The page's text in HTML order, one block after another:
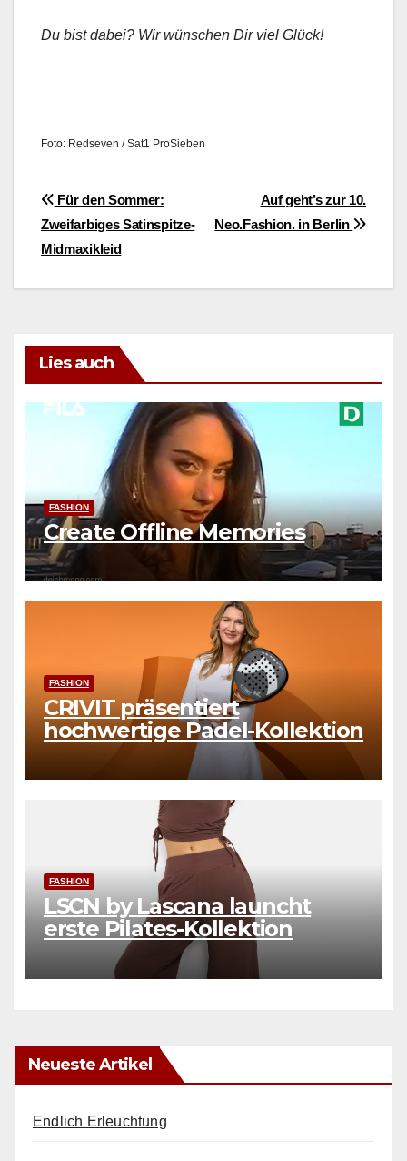
Du bist dabei? Wir wün­schen Dir viel Glück!
Foto: Red­sev­en / Sat1 ProSieben
BeitragsnavigationAuf geht’s zur 10.
Neo.Fashion. in Berlin
Für den Sommer:
Zweifarbiges Satinspitze-
Midmaxikleid
Lies auch
FASHION
Create Offline Memories
FASHION
CRIVIT präsentiert
hochwertige Padel-Kollektion
FASHION
LSCN by Lascana launcht
erste Pilates-Kollektion
Neueste Artikel
Endlich Erleuchtung